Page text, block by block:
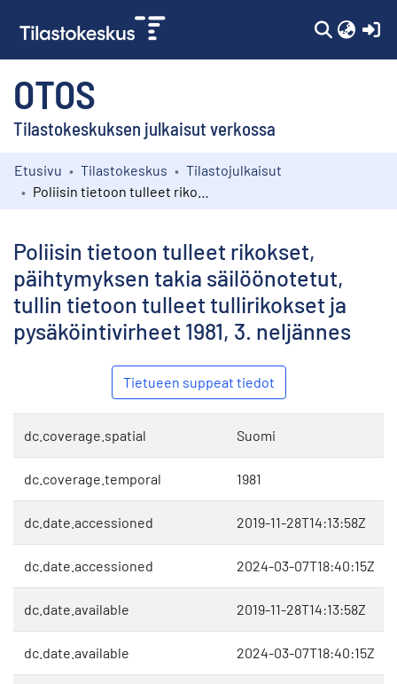
OTOS
Tilastokeskuksen julkaisut verkossa
Kokoelmat
Etusivu Tilastokeskus
Tilastojulkaisut
Poliisin tietoon tulleet rikokset,
päihtymyksen takia säilöönotetut,
tullin tietoon tulleet tullirikokset ja
pysäköintivirheet 1981, 3. neljännes
Tietueen suppeat tiedot
dc.coverage.spatial Suomi
dc.coverage.temporal 1981
dc.date.accessioned 2019-11-28T14:13:58Z
dc.date.accessioned 2024-03-07T18:40:15Z
dc.date.available 2019-11-28T14:13:58Z
dc.date.available 2024-03-07T18:40:15Z